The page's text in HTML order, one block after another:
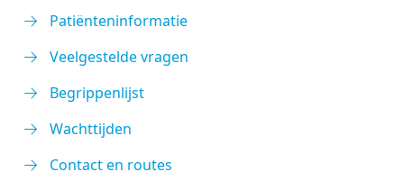
Patiënteninformatie
Veelgestelde vragen
Begrippenlijst
Wachttijden
Contact en routes